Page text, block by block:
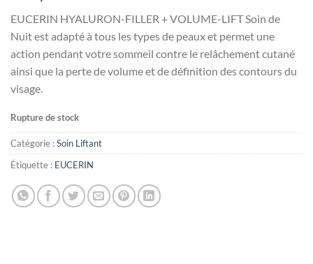
EUCERIN HYALURON-FILLER + VOLUME-LIFT Soin de
Nuit est adapté à tous les types de peaux et permet une
action pendant votre sommeil contre le relâchement cutané
ainsi que la perte de volume et de définition des contours du
visage.
Rupture de stock
Catégorie :Soin Liftant
Étiquette : EUCERIN